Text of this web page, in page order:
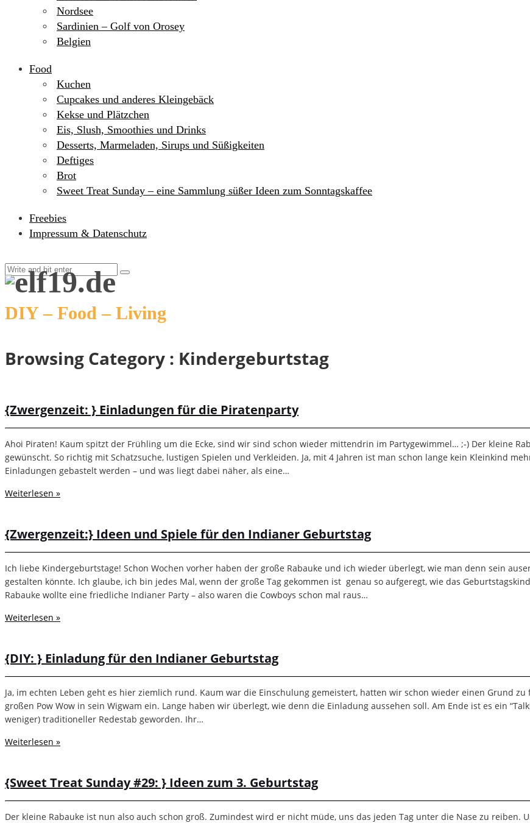
Nordsee
Sardinien – Golf von Orosey
Belgien
Food
Kuchen
Cupcakes und anderes Kleingebäck
Kekse und Plätzchen
Eis, Slush, Smoothies und Drinks
Desserts, Marmeladen, Sirups und Süßigkeiten
Deftiges
Brot
Sweet Treat Sunday – eine Sammlung süßer Ideen zum Sonntagskaffee
Freebies
Impressum & Datenschutz
DIY – Food – Living
Browsing Category : Kindergeburtstag
{Zwergenzeit: } Einladungen für die Piratenparty
Ahoi Piraten! Kaum spitzt der Frühling um die Ecke, sind wir sind schon wieder mittendrin im Partygewimmel… ;-) Der kleine
gewünscht. So richtig mit Schatzsuche, lustigen Spielen und Verkleiden. Ja, mit 4 Jahren ist man schon lange kein Kleinkind
Einladungen gebastelt werden – und was liegt dabei näher, als eine…
Weiterlesen »
{Zwergenzeit:} Ideen und Spiele für den Indianer Geburtstag
Ich liebe Kindergeburtstage! Schon Wochen vorher haben der große Rabauke und ich wieder überlegt, wie man denn sein
gestalten könnte. Ich glaube, ich bin jedes Mal, wenn der große Tag gekommen ist genau so aufgeregt, wie das
Rabauke wollte eine friedliche Indianer Party – also waren die Cowboys schon mal raus…
Weiterlesen »
{DIY: } Einladung für den Indianer Geburtstag
Ja, im echten Leben geht es hier ziemlich rund. Kaum war die Einschulung gemeistert, hatten wir schon wieder einen Grund
großen Pow Wow in sein Wigwam ein. Lange haben wir überlegt, wie denn die Einladung aussehen soll. Am Ende ist es ein
weniger) traditioneller Redestab geworden. Ihr…
Weiterlesen »
{Sweet Treat Sunday #29: } Ideen zum 3. Geburtstag
Der kleine Rabauke ist nun also auch schon groß. Zumindest wird er nicht müde, uns das jeden Tag unter die Nase zu reiben.